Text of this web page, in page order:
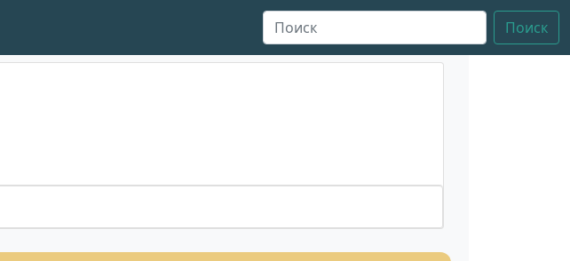
Поиск